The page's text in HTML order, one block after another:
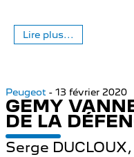
Lire plus...
Peugeot - 13 février 2020
GEMY
DE LA
Serge